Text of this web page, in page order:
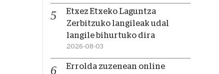
Etxez Etxeko Laguntza
Zerbitzuko langileak udal
langile bihurtuko dira
2026-08-03
Errolda zuzenean online